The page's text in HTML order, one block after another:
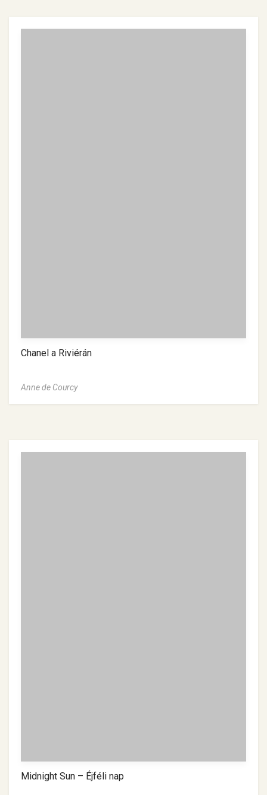
Chanel a Riviérán
Anne de Courcy
Midnight Sun – Éjféli nap